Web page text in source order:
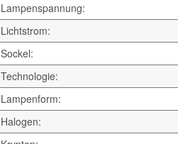
Lampenspannung:
Lichtstrom:
Sockel:
Technologie:
Lampenform:
Halogen: